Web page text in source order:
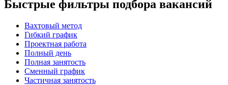
Быстрые фильтры подбора вакансий
Вахтовый метод
Гибкий график
Проектная работа
Полный день
Полная занятость
Сменный график
Частичная занятость